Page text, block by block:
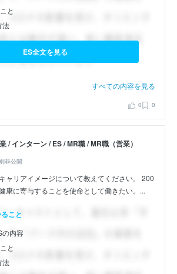
と
法
ES全文を見る
すべての内容を見る
0 0
/ インターン / ES / MR職 / MR職（営業）
非公開
ャリアイメージについて教えてください。 200
康に寄与することを使命として働きたい。...
こと
の内容
と
法